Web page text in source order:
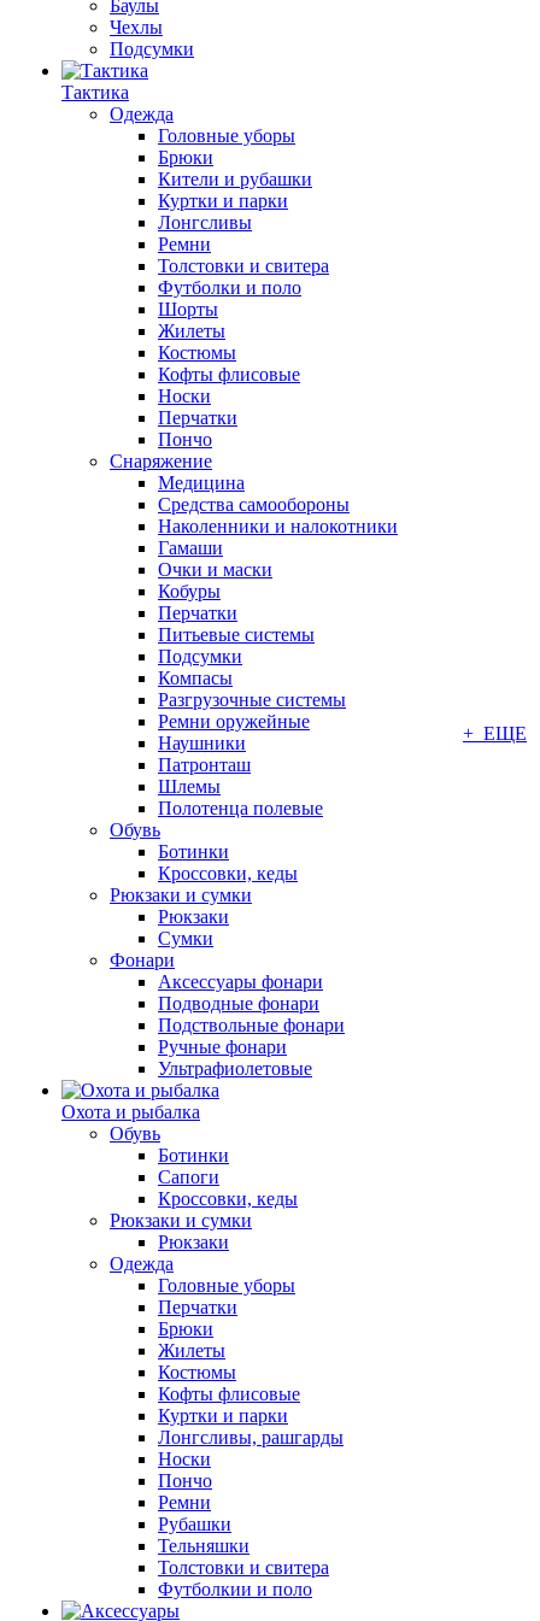
Баулы
Чехлы
Подсумки
Тактика
Одежда
Головные уборы
Брюки
Кители и рубашки
Куртки и парки
Лонгсливы
Ремни
Толстовки и свитера
Футболки и поло
Шорты
Жилеты
Костюмы
Кофты флисовые
Носки
Перчатки
Пончо
Снаряжение
Медицина
Средства самообороны
Наколенники и налокотники
Гамаши
Очки и маски
Кобуры
Перчатки
Питьевые системы
Подсумки
Компасы
Разгрузочные системы
Ремни оружейные
Наушники
Патронташ
Шлемы
Полотенца полевые
Обувь
Ботинки
Кроссовки, кеды
Рюкзаки и сумки
Рюкзаки
Сумки
Фонари
Аксессуары фонари
Подводные фонари
Подствольные фонари
Ручные фонари
Ультрафиолетовые
Охота и рыбалка
Обувь
Ботинки
Сапоги
Кроссовки, кеды
Рюкзаки и сумки
Рюкзаки
Одежда
Головные уборы
Перчатки
Брюки
Жилеты
Костюмы
Кофты флисовые
Куртки и парки
Лонгсливы, рашгарды
Носки
Пончо
Ремни
Рубашки
Тельняшки
Толстовки и свитера
Футболкии и поло
+ ЕЩЕ